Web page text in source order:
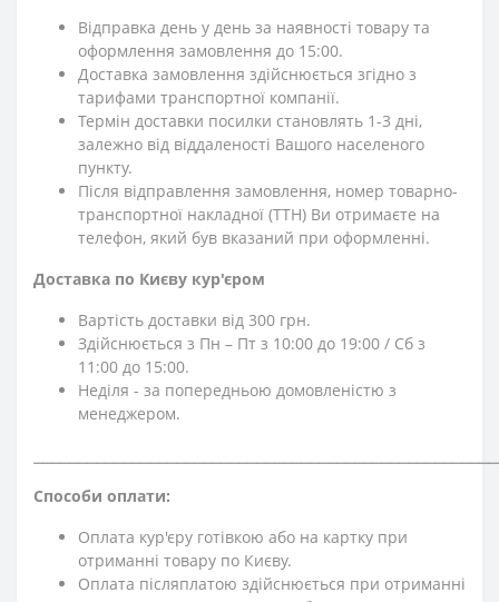
Відправка день у день за наявності товару та
оформлення замовлення до 15:00.
Доставка замовлення здійснюється згідно з
тарифами транспортної компанії.
Термін доставки посилки становлять 1-3 дні,
залежно від віддаленості Вашого населеного
пункту.
Після відправлення замовлення, номер товарно-
транспортної накладної (ТТН) Ви отримаєте на
телефон, який був вказаний при оформленні.
Доставка по Києву кур'єром
Вартість доставки від 300 грн.
Здійснюється з Пн – Пт з 10:00 до 19:00 / Сб з
11:00 до 15:00.
Неділя - за попередньою домовленістю з
менеджером.
Способи оплати:
Оплата кур'єру готівкою або на картку при
отриманні товару по Києву.
Оплата післяплатою здійснюється при отриманні